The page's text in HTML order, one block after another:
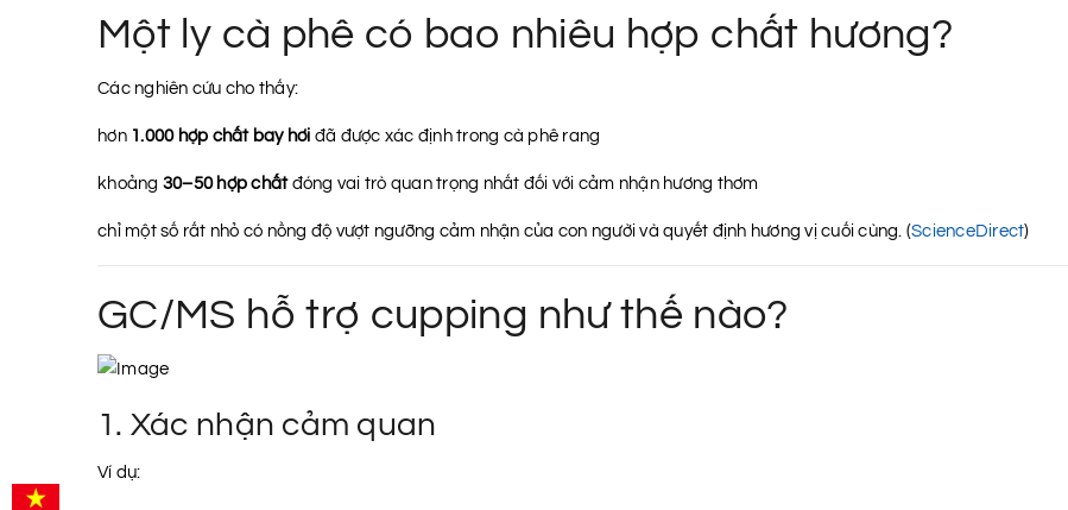
Một ly cà phê có bao nhiêu hợp chất hương?
Các nghiên cứu cho thấy:
hơn 1.000 hợp chất bay hơi đã được xác định trong cà phê rang
khoảng 30–50 hợp chấtđóng vai trò quan trọng nhất đối với cảm nhận hương thơm
chỉ một số rất nhỏ có nồng độ vượt ngưỡng cảm nhận của con người và quyết định hương vị cuối cùng. (ScienceDirect)
GC/MS hỗ trợ cupping như thế nào?
1. Xác nhận cảm quan
Ví dụ: